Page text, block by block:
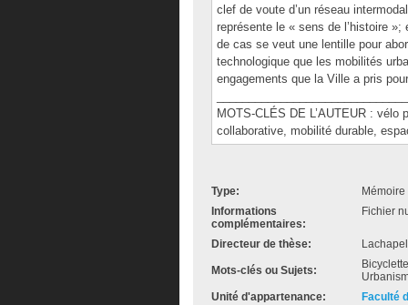
clef de voute d’un réseau
représente le « sens de l’histoire
de cas se veut une lentille pour
technologique que les mobilités
engagements que la Ville a pris
MOTS-CLÉS DE L’AUTEUR :
collaborative, mobilité durable,
Type:
Informations
complémentaires:
Fichier
Directeur de thèse:
Mots-clés ou Sujets:
Unité d'appartenance:
Faculté